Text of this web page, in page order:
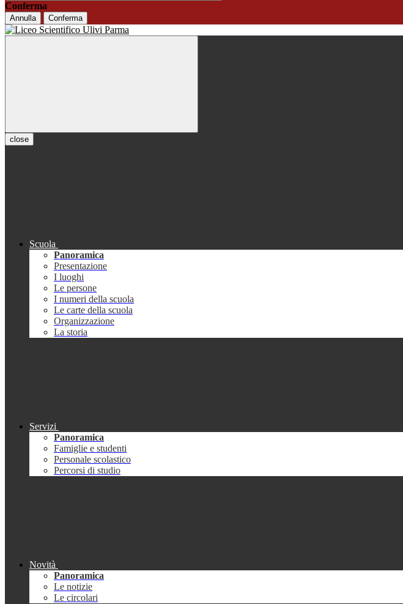
Conferma
Annulla Conferma
close
Scuola
Panoramica
Presentazione
I luoghi
Le persone
I numeri della scuola
Le carte della scuola
Organizzazione
La storia
Servizi
Panoramica
Famiglie e studenti
Personale scolastico
Percorsi di studio
Novità
Panoramica
Le notizie
Le circolari